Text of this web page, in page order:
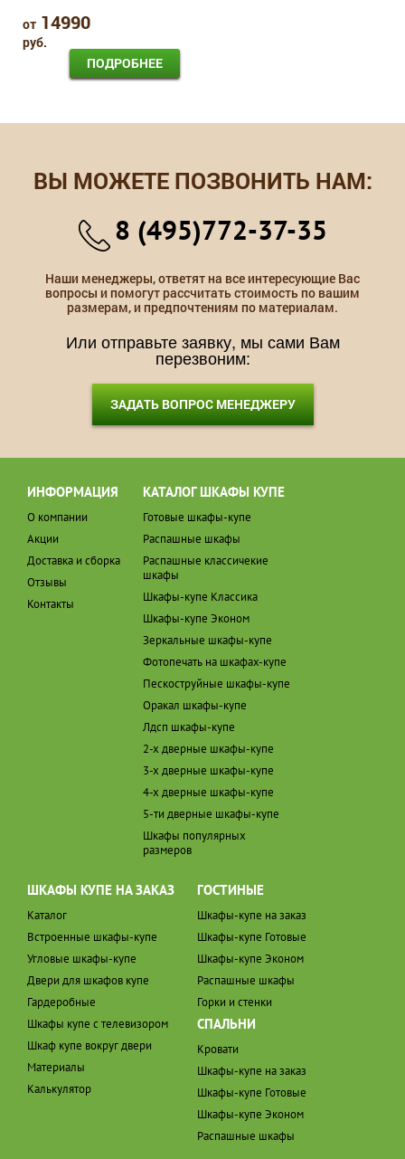
от 14990
руб.
ПОДРОБНЕЕ
ВЫ МОЖЕТЕ ПОЗВОНИТЬ НАМ:
8 (495)772-37-35
Наши менеджеры, ответят на все интересующие Вас
вопросы и помогут рассчитать стоимость по вашим
размерам, и предпочтениям по материалам.
Или отправьте заявку, мы сами Вам
перезвоним:
ЗАДАТЬ ВОПРОС МЕНЕДЖЕРУ
ИНФОРМАЦИЯ
О компании
Акции
Доставка и сборка
Отзывы
Контакты
КАТАЛОГ ШКАФЫ КУПЕ
Готовые шкафы-купе
Распашные шкафы
Распашные классичекие
шкафы
Шкафы-купе Классика
Шкафы-купе Эконом
Зеркальные шкафы-купе
Фотопечать на шкафах-купе
Пескоструйные шкафы-купе
Оракал шкафы-купе
Лдсп шкафы-купе
2-х дверные шкафы-купе
3-х дверные шкафы-купе
4-х дверные шкафы-купе
5-ти дверные шкафы-купе
Шкафы популярных
размеров
ШКАФЫ КУПЕ НА ЗАКАЗ
Каталог
Встроенные шкафы-купе
Угловые шкафы-купе
Двери для шкафов купе
Гардеробные
Шкафы купе с телевизором
Шкаф купе вокруг двери
Материалы
Калькулятор
ГОСТИНЫЕ
Шкафы-купе на заказ
Шкафы-купе Готовые
Шкафы-купе Эконом
Распашные шкафы
Горки и стенки
СПАЛЬНИ
Кровати
Шкафы-купе на заказ
Шкафы-купе Готовые
Шкафы-купе Эконом
Распашные шкафы